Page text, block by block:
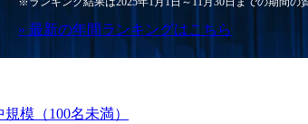
» 最新の年間ランキングはこちら
規模（100名未満）